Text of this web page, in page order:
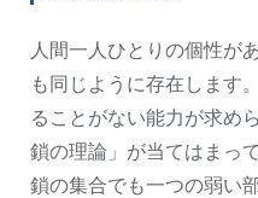
人間一人ひとりの個性が
も同じように存在します
ることがない能力が求め
鎖の理論」が当てはまっ
鎖の集合でも一つの弱い